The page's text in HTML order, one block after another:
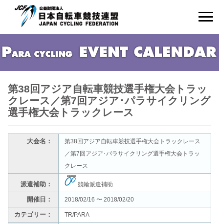
第38回アジア自転車競技選手権大会トラッ
クレース／第7回アジア･パラサイクリング
選手権大会トラックレース
大会名：
第38回アジア自転車競技選手権大会トラックレース
／第7回アジア･パラサイクリング選手権大会トラッ
クレース
派遣補助： 競輪派遣補助
開催日： 2018/02/16 〜 2018/02/20
カテゴリー： TR/PARA